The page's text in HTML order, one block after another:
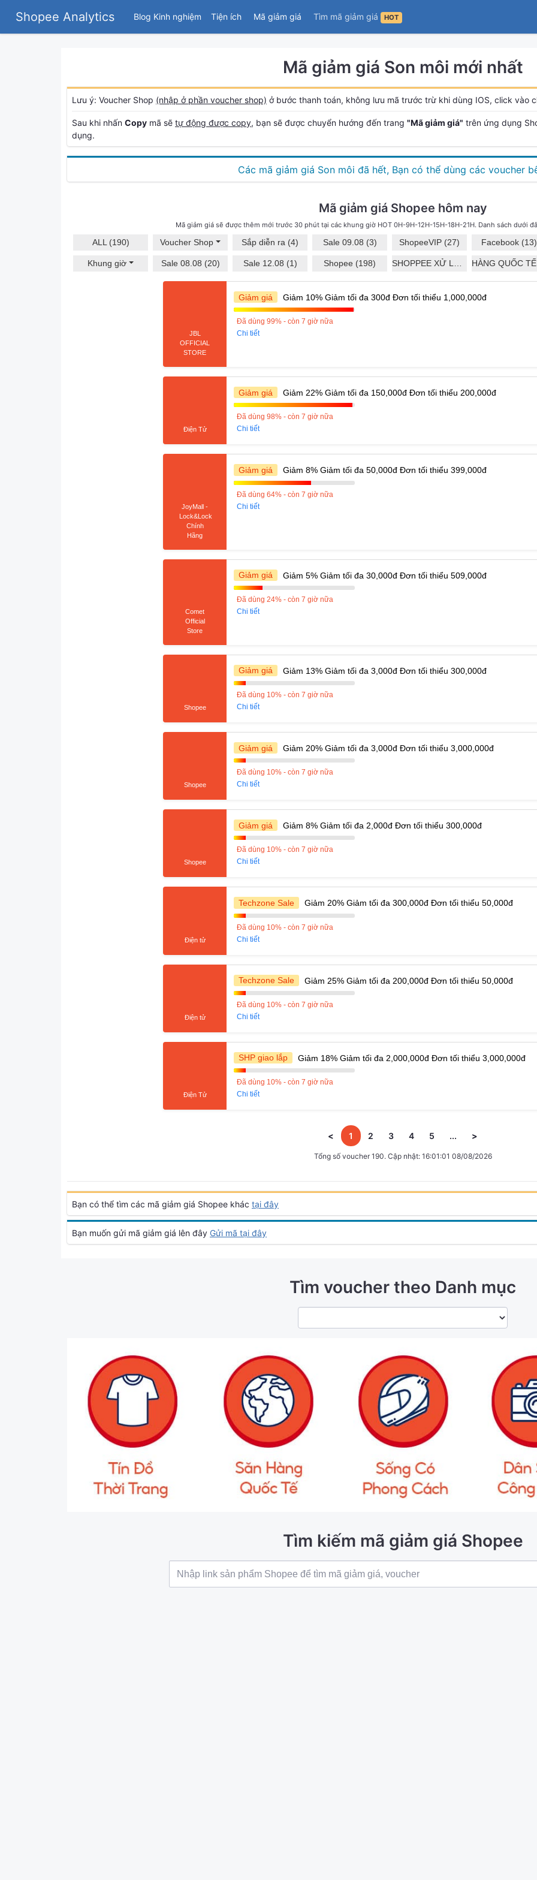
Shopee Analytics Blog Kinh nghiệm Tiện ích Mã giảm giá Tìm mã giảm giá HOT
Mã giảm giá Son môi mới nhất
Lưu ý: Voucher Shop (nhập ở phần voucher shop) ở bước thanh toán, không lưu mã trước trừ khi dùng IOS, click vào
Sau khi nhấn Copy mã sẽ tự động được copy, bạn sẽ được chuyển hướng đến trang "Mã giảm giá" trên ứng dụng
dụng.
Các mã giảm giá Son môi đã hết, Bạn có thể dùng các voucher
Mã giảm giá Shopee hôm nay
Mã giảm giá sẽ được thêm mới trước 30 phút tại các khung giờ HOT 0H-9H-12H-15H-18H-21H. Danh sách dưới
ALL (190)
Khung giờ
Voucher Shop
Sale 08.08 (20)
Sắp diễn ra (4)
Sale 12.08 (1)
Sale 09.08 (3)
Shopee (198)
ShopeeVIP (27) Facebook (13)
JBL
OFFICIAL
STORE
Giảm giá Giảm 10% Giảm tối đa 300đ Đơn tối thiểu 1,000,000đ
Đã dùng 99% - còn 7 giờ nữa
Chi tiết
Điện Tử
Giảm giá Giảm 22% Giảm tối đa 150,000đ Đơn tối thiểu 200,000đ
Đã dùng 98% - còn 7 giờ nữa
Chi tiết
JoyMall -
Lock&Lock
Chính
Hãng
Giảm giá Giảm 8% Giảm tối đa 50,000đ Đơn tối thiểu 399,000đ
Đã dùng 64% - còn 7 giờ nữa
Chi tiết
Comet
Official
Store
Giảm giá Giảm 5% Giảm tối đa 30,000đ Đơn tối thiểu 509,000đ
Đã dùng 24% - còn 7 giờ nữa
Chi tiết
Shopee
Giảm giá Giảm 13% Giảm tối đa 3,000đ Đơn tối thiểu 300,000đ
Đã dùng 10% - còn 7 giờ nữa
Chi tiết
Shopee
Giảm giá Giảm 20% Giảm tối đa 3,000đ Đơn tối thiểu 3,000,000đ
Đã dùng 10% - còn 7 giờ nữa
Chi tiết
Shopee
Giảm giá Giảm 8% Giảm tối đa 2,000đ Đơn tối thiểu 300,000đ
Đã dùng 10% - còn 7 giờ nữa
Chi tiết
Điện tử
Techzone Sale Giảm 20% Giảm tối đa 300,000đ Đơn tối thiểu 50,000đ
Đã dùng 10% - còn 7 giờ nữa
Chi tiết
Điện tử
Techzone Sale Giảm 25% Giảm tối đa 200,000đ Đơn tối thiểu 50,000đ
Đã dùng 10% - còn 7 giờ nữa
Chi tiết
Điện Tử
SHP giao lắp Giảm 18% Giảm tối đa 2,000,000đ Đơn tối thiểu 3,000,000đ
Đã dùng 10% - còn 7 giờ nữa
Chi tiết
< 1 2 3 4 5 ... >
Tổng số voucher 190. Cập nhật: 16:01:01 08/08/2026
Bạn có thể tìm các mã giảm giá Shopee khác tại đây
Bạn muốn gửi mã giảm giá lên đây Gửi mã tại đây
Tìm voucher theo Danh mục
Tìm kiếm mã giảm giá Shopee